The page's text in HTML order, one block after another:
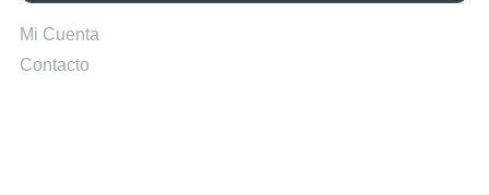
Mi Cuenta
Contacto